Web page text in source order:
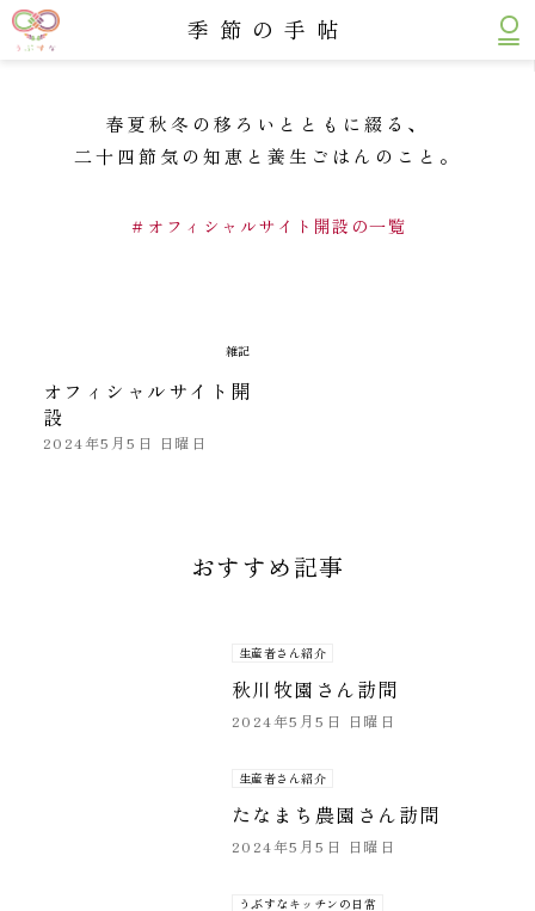
うぶすな 薬膳と九州 四季のごはん
季節の手帖
春夏秋冬の移ろいとともに綴る、
二十四節気の知恵と養生ごはんのこと。
＃オフィシャルサイト開設の一覧
雑記
オフィシャルサイト開
設
2024年5月5日 日曜日
おすすめ記事
生産者さん紹介
秋川牧園さん訪問
2024年5月5日 日曜日
生産者さん紹介
たなまち農園さん訪問
2024年5月5日 日曜日
うぶすなキッチンの日常